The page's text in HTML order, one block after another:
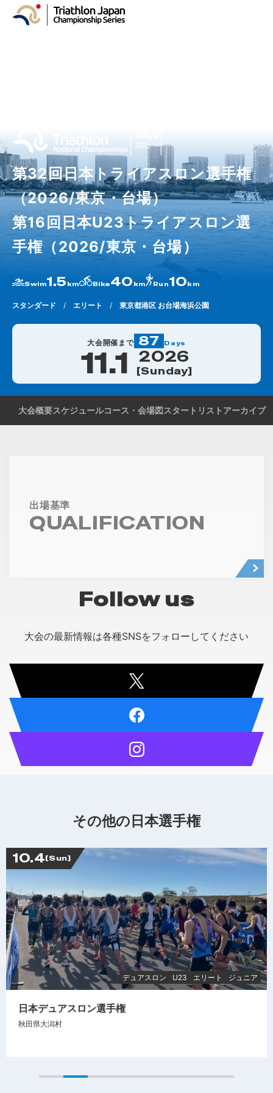
第32回日本トライアスロン選手権
（2026/東京・台場）
第16回日本U23トライアスロン選
手権（2026/東京・台場）
sport_swimSwim1.5 kmsport_bikeBike40 kmsport_runRun10km
スタンダード エリート 東京都港区 お台場海浜公園
大会開催まで 87 Days
11.1 2026
Sunday
大会概要スケジュールコース・会場図スタートリスト アーカイブ
出場基準
QUALIFICATION
Follow us
大会の最新情報は各種SNSをフォローしてください
sns_x
sns_facebook
sns_instagram
その他の日本選手権
10.4[Sun]
デュアスロン U23 エリート ジュニア
日本デュアスロン選手権
秋田県大潟村
1 2 3 4 5 6 7 8